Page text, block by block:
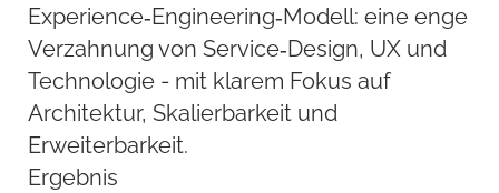
Experience‑Engineering‑Modell: eine enge
Verzahnung von Service‑Design, UX und
Technologie - mit klarem Fokus auf
Architektur, Skalierbarkeit und
Erweiterbarkeit.
Ergebnis